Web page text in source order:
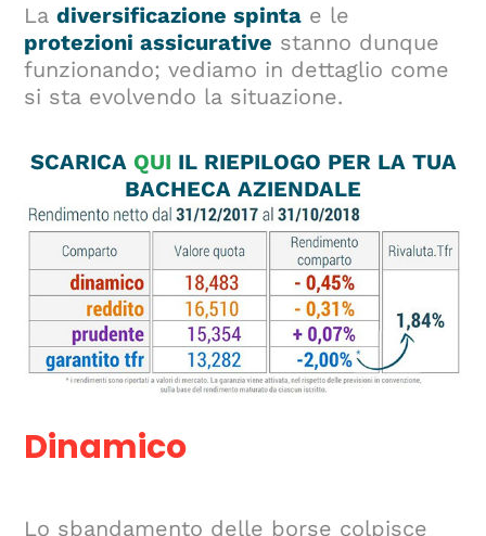
Ladiversificazione spinta e le
protezioni assicurative stanno dunque
funzionando; vediamo in dettaglio come
si sta evolvendo la situazione.
SCARICA QUI IL RIEPILOGO PER LA TUA
BACHECA AZIENDALE
Dinamico
Lo sbandamento delle borse colpisce